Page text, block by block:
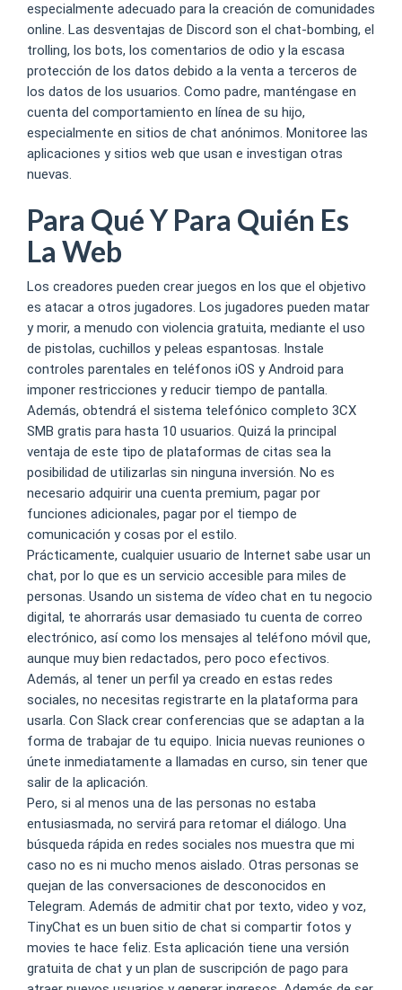
especialmente adecuado para la creación de comunidades
online. Las desventajas de Discord son el chat-bombing, el
trolling, los bots, los comentarios de odio y la escasa
protección de los datos debido a la venta a terceros de
los datos de los usuarios. Como padre, manténgase en
cuenta del comportamiento en línea de su hijo,
especialmente en sitios de chat anónimos. Monitoree las
aplicaciones y sitios web que usan e investigan otras
nuevas.
Para Qué Y Para Quién Es
La Web
Los creadores pueden crear juegos en los que el objetivo
es atacar a otros jugadores. Los jugadores pueden matar
y morir, a menudo con violencia gratuita, mediante el uso
de pistolas, cuchillos y peleas espantosas. Instale
controles parentales en teléfonos iOS y Android para
imponer restricciones y reducir tiempo de pantalla.
Además, obtendrá el sistema telefónico completo 3CX
SMB gratis para hasta 10 usuarios. Quizá la principal
ventaja de este tipo de plataformas de citas sea la
posibilidad de utilizarlas sin ninguna inversión. No es
necesario adquirir una cuenta premium, pagar por
funciones adicionales, pagar por el tiempo de
comunicación y cosas por el estilo.
Prácticamente, cualquier usuario de Internet sabe usar un
chat, por lo que es un servicio accesible para miles de
personas. Usando un sistema de vídeo chat en tu negocio
digital, te ahorrarás usar demasiado tu cuenta de correo
electrónico, así como los mensajes al teléfono móvil que,
aunque muy bien redactados, pero poco efectivos.
Además, al tener un perfil ya creado en estas redes
sociales, no necesitas registrarte en la plataforma para
usarla. Con Slack crear conferencias que se adaptan a la
forma de trabajar de tu equipo. Inicia nuevas reuniones o
únete inmediatamente a llamadas en curso, sin tener que
salir de la aplicación.
Pero, si al menos una de las personas no estaba
entusiasmada, no servirá para retomar el diálogo. Una
búsqueda rápida en redes sociales nos muestra que mi
caso no es ni mucho menos aislado. Otras personas se
quejan de las conversaciones de desconocidos en
Telegram. Además de admitir chat por texto, video y voz,
TinyChat es un buen sitio de chat si compartir fotos y
movies te hace feliz. Esta aplicación tiene una versión
gratuita de chat y un plan de suscripción de pago para